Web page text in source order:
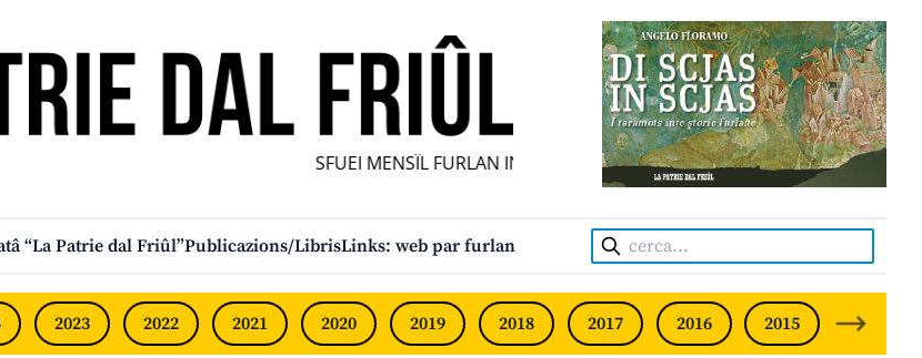
SFUEI MENSÎL FURLAN INDIPENDENT • INDEPENDENT FRIULIAN
“La Patrie dal Friûl”Publicazions/LibrisLinks: web par furlan Cerca:
2023 2022 2021 2020 2019 2018 2017 2016 2015 2014